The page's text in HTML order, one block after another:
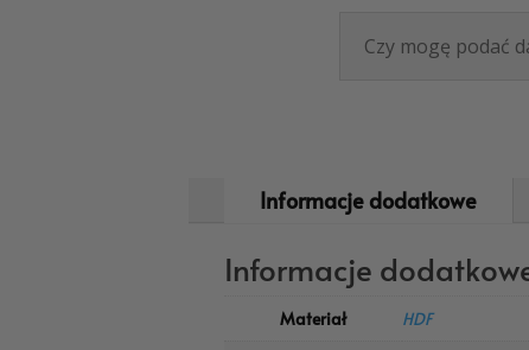
Czy mogę podać
Informacje dodatkowe
Informacje
Materiał
HDF